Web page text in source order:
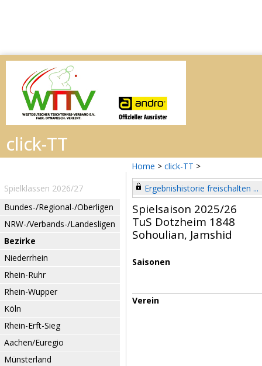
Home > click-TT >
Spielklassen 2026/27
Bundes-/Regional-/Oberligen
NRW-/Verbands-/Landesligen
Bezirke
Niederrhein
Rhein-Ruhr
Rhein-Wupper
Köln
Rhein-Erft-Sieg
Aachen/Euregio
Münsterland
Ergebnishistorie freischalten ...
Spielsaison 2025/26
TuS Dotzheim 1848
Sohoulian, Jamshid
Saisonen
Verein